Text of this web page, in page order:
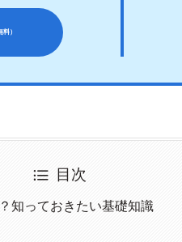
料）
目次
知っておきたい基礎知識